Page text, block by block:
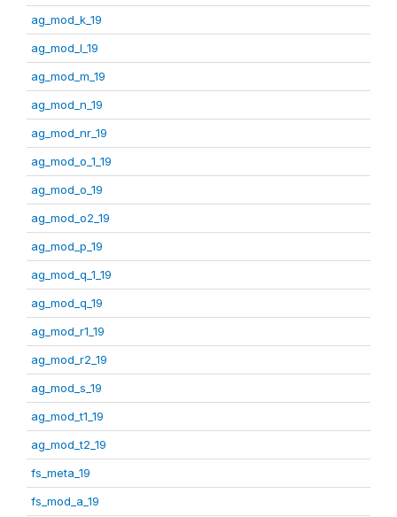
ag_mod_k_19
ag_mod_l_19
ag_mod_m_19
ag_mod_n_19
ag_mod_nr_19
ag_mod_o_1_19
ag_mod_o_19
ag_mod_o2_19
ag_mod_p_19
ag_mod_q_1_19
ag_mod_q_19
ag_mod_r1_19
ag_mod_r2_19
ag_mod_s_19
ag_mod_t1_19
ag_mod_t2_19
fs_meta_19
fs_mod_a_19